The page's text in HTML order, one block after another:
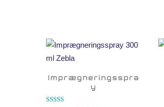
Imprægneringsspra
y